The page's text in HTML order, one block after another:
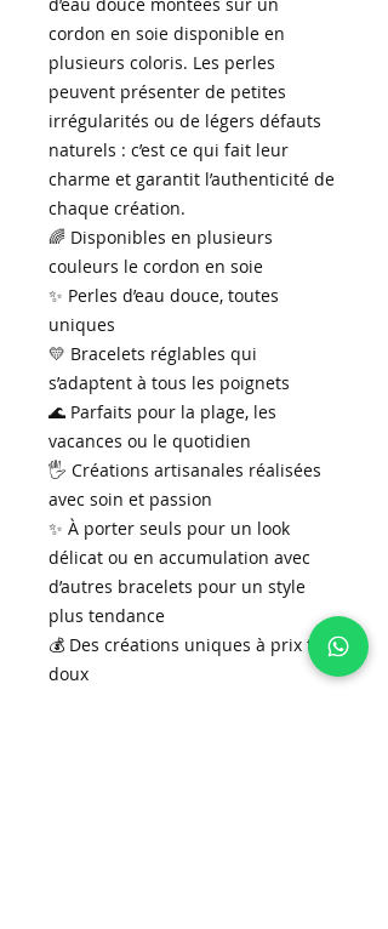
cordon en soie disponible en
plusieurs coloris. Les perles
peuvent présenter de petites
irrégularités ou de légers défauts
naturels : c’est ce qui fait leur
charme et garantit l’authenticité de
chaque création.
🌈 Disponibles en plusieurs
couleurs le cordon en soie
✨ Perles d’eau douce, toutes
uniques
💛 Bracelets réglables qui
s’adaptent à tous les poignets
🌊 Parfaits pour la plage, les
vacances ou le quotidien
🖐️ Créations artisanales réalisées
avec soin et passion
✨ À porter seuls pour un look
délicat ou en accumulation avec
d’autres bracelets pour un style
plus tendance
💰 Des créations uniques à prix tout
doux